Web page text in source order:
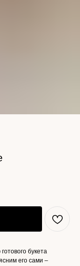
букета
его сами –